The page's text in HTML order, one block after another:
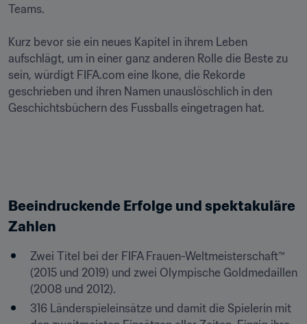
Teams.
Kurz bevor sie ein neues Kapitel in ihrem Leben
aufschlägt, um in einer ganz anderen Rolle die Beste zu
sein, würdigt FIFA.com eine Ikone, die Rekorde
geschrieben und ihren Namen unauslöschlich in den
Geschichtsbüchern des Fussballs eingetragen hat.
Beeindruckende Erfolge und spektakuläre
Zahlen
Zwei Titel bei der FIFA Frauen-Weltmeisterschaft™
(2015 und 2019) und zwei Olympische Goldmedaillen
(2008 und 2012).
316 Länderspieleinsätze und damit die Spielerin mit